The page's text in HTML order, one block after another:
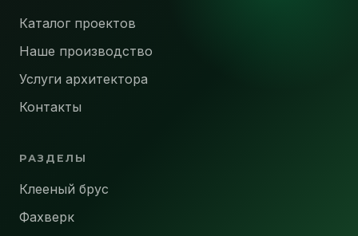
Каталог проектов
Наше производство
Услуги архитектора
Контакты
РАЗДЕЛЫ
Клееный брус
Фахверк